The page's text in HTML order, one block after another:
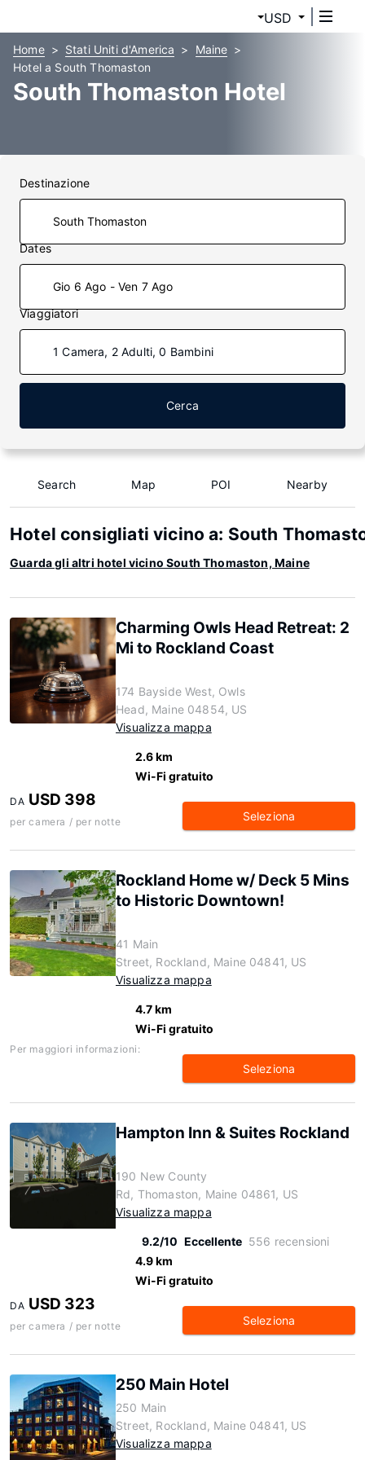
USD
Home Stati Uniti d'America
Maine
Hotel a South Thomaston
South Thomaston Hotel
Destinazione
Dates
Gio 6 Ago - Ven 7 Ago
Viaggiatori
1 Camera, 2 Adulti, 0 Bambini
Cerca
Search Map POI Nearby
Hotel consigliati vicino a: South
Guarda gli altri hotel vicino South Thomaston, Maine
Charming Owls Head Retreat: 2
Mi to Rockland Coast
174 Bayside West, Owls
Head, Maine 04854, US
Visualizza mappa
2.6 km
Wi-Fi gratuito
DA USD 398
per camera / per notte Seleziona
Rockland Home w/ Deck 5 Mins
to Historic Downtown!
41 Main
Street, Rockland, Maine 04841, US
Visualizza mappa
4.7 km
Wi-Fi gratuito
Per maggiori informazioni:
Seleziona
Hampton Inn & Suites Rockland
190 New County
Rd, Thomaston, Maine 04861, US
Visualizza mappa
9.2/10 Eccellente 556 recensioni
4.9 km
Wi-Fi gratuito
DA USD 323
per camera / per notte Seleziona
250 Main Hotel
250 Main
Street, Rockland, Maine 04841, US
Visualizza mappa